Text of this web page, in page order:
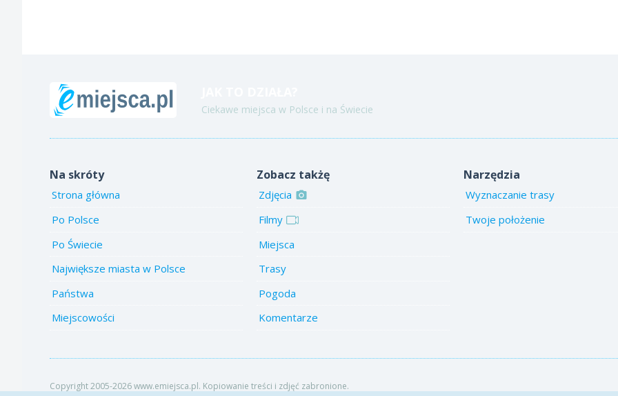
Ciekawe miejsca w Polsce i na Świecie
Na skróty
Strona główna
Po Polsce
Po Świecie
Największe miasta w Polsce
Państwa
Miejscowości
Zobacz takżę
Zdjęcia
Filmy
Miejsca
Trasy
Pogoda
Komentarze
Narzędzia
Wyznaczanie trasy
Twoje położenie
Copyright 2005-2026 www.emiejsca.pl. Kopiowanie treści i zdjęć zabronione.